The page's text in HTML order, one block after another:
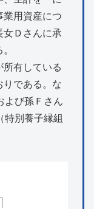
業用資産につ
女Ｄさんに承
所有している
りである。な
よび孫Ｆさん
特別養子縁組